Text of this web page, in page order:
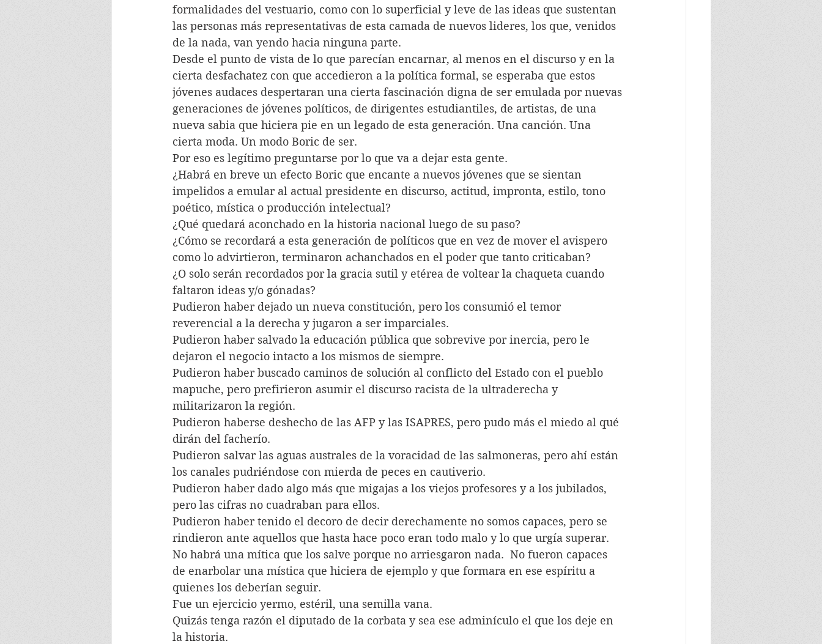
formalidades del vestuario, como con lo superficial y leve de las ideas que sustentan
las personas más representativas de esta camada de nuevos lideres, los que, venidos
de la nada, van yendo hacia ninguna parte.
Desde el punto de vista de lo que parecían encarnar, al menos en el discurso y en la
cierta desfachatez con que accedieron a la política formal, se esperaba que estos
jóvenes audaces despertaran una cierta fascinación digna de ser emulada por nuevas
generaciones de jóvenes políticos, de dirigentes estudiantiles, de artistas, de una
nueva sabia que hiciera pie en un legado de esta generación. Una canción. Una
cierta moda. Un modo Boric de ser.
Por eso es legítimo preguntarse por lo que va a dejar esta gente.
¿Habrá en breve un efecto Boric que encante a nuevos jóvenes que se sientan
impelidos a emular al actual presidente en discurso, actitud, impronta, estilo, tono
poético, mística o producción intelectual?
¿Qué quedará aconchado en la historia nacional luego de su paso?
¿Cómo se recordará a esta generación de políticos que en vez de mover el avispero
como lo advirtieron, terminaron achanchados en el poder que tanto criticaban?
¿O solo serán recordados por la gracia sutil y etérea de voltear la chaqueta cuando
faltaron ideas y/o gónadas?
Pudieron haber dejado un nueva constitución, pero los consumió el temor
reverencial a la derecha y jugaron a ser imparciales.
Pudieron haber salvado la educación pública que sobrevive por inercia, pero le
dejaron el negocio intacto a los mismos de siempre.
Pudieron haber buscado caminos de solución al conflicto del Estado con el pueblo
mapuche, pero prefirieron asumir el discurso racista de la ultraderecha y
militarizaron la región.
Pudieron haberse deshecho de las AFP y las ISAPRES, pero pudo más el miedo al qué
dirán del facherío.
Pudieron salvar las aguas australes de la voracidad de las salmoneras, pero ahí están
los canales pudriéndose con mierda de peces en cautiverio.
Pudieron haber dado algo más que migajas a los viejos profesores y a los jubilados,
pero las cifras no cuadraban para ellos.
Pudieron haber tenido el decoro de decir derechamente no somos capaces, pero se
rindieron ante aquellos que hasta hace poco eran todo malo y lo que urgía superar.
No habrá una mítica que los salve porque no arriesgaron nada.  No fueron capaces
de enarbolar una mística que hiciera de ejemplo y que formara en ese espíritu a
quienes los deberían seguir.
Fue un ejercicio yermo, estéril, una semilla vana.
Quizás tenga razón el diputado de la corbata y sea ese adminículo el que los deje en
la historia.